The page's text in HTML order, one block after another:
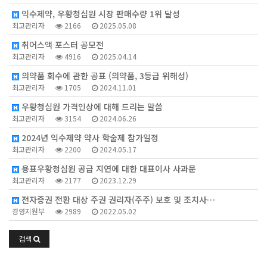
익수제약, 우황청심원 시장 판매수량 1위 달성
최고관리자 2166 2025.05.08
취어스액 포스터 공모전
최고관리자 4916 2025.04.14
의약품 회수에 관한 공표 (의약품, 3등급 위해성)
최고관리자 1705 2024.11.01
우황청심원 가격인상에 대해 드리는 말씀
최고관리자 3154 2024.06.26
2024년 익수제약 약사 학술제 참가일정
최고관리자 2200 2024.05.17
용표우황청심원 공급 지연에 대한 대표이사 사과문
최고관리자 2177 2023.12.29
전자증권 전환 대상 주권 권리자(주주) 보호 및 조치사…
경영지원부 2989 2022.05.02
검색